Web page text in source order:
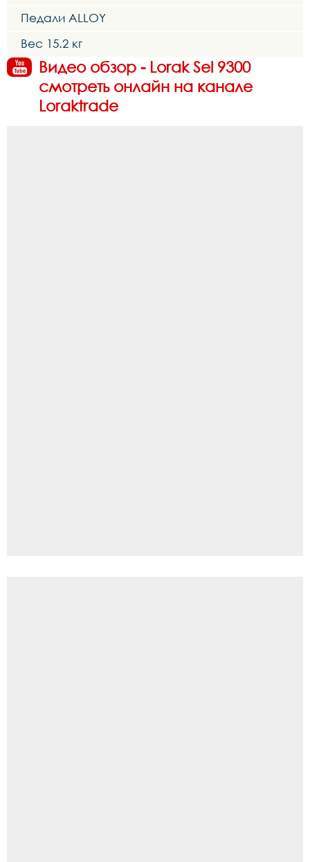
Педали ALLOY
Вес 15.2 кг
Видео обзор - Lorak Sel 9300
смотреть онлайн на канале
Loraktrade